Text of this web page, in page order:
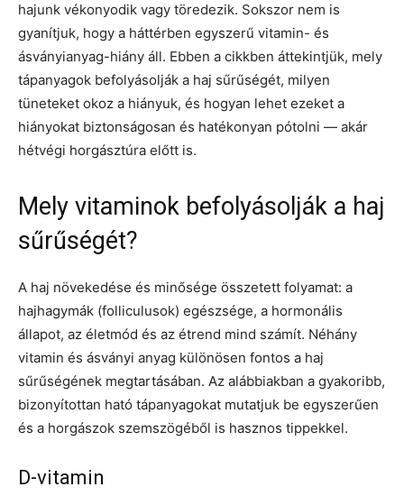
hajunk vékonyodik vagy töredezik. Sokszor nem is
gyanítjuk, hogy a háttérben egyszerű vitamin- és
ásványianyag-hiány áll. Ebben a cikkben áttekintjük, mely
tápanyagok befolyásolják a haj sűrűségét, milyen
tüneteket okoz a hiányuk, és hogyan lehet ezeket a
hiányokat biztonságosan és hatékonyan pótolni — akár
hétvégi horgásztúra előtt is.
Mely vitaminok befolyásolják a haj
sűrűségét?
A haj növekedése és minősége összetett folyamat: a
hajhagymák (folliculusok) egészsége, a hormonális
állapot, az életmód és az étrend mind számít. Néhány
vitamin és ásványi anyag különösen fontos a haj
sűrűségének megtartásában. Az alábbiakban a gyakoribb,
bizonyítottan ható tápanyagokat mutatjuk be egyszerűen
és a horgászok szemszögéből is hasznos tippekkel.
D-vitamin